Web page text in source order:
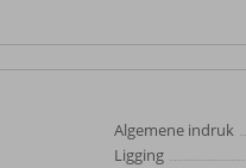
Algemene indruk
Ligging